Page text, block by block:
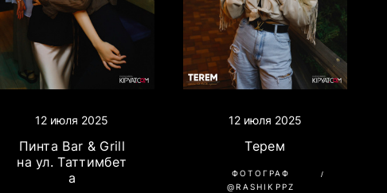
12 июля 2025
Пинта Bar & Grill
на ул. Таттимбет
а
12 июля 2025
Терем
ФОТОГРАФ
@RASHIKPPZ